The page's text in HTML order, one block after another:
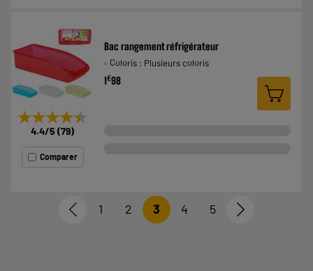
★★★★★
★★★★★
4.4/5 (79)
Comparer
Bac rangement réfrigérateur
Coloris : Plusieurs coloris
1€98
1 2 3 4 5